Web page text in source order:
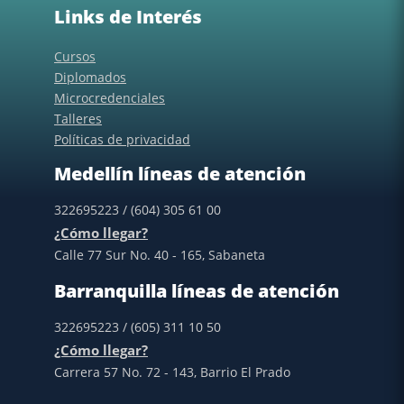
Links de Interés
Cursos
Diplomados
Microcredenciales
Talleres
Políticas de privacidad
Medellín líneas de atención
322695223 / (604) 305 61 00
¿Cómo llegar?
Calle 77 Sur No. 40 - 165, Sabaneta
Barranquilla líneas de atención
322695223 / (605) 311 10 50
¿Cómo llegar?
Carrera 57 No. 72 - 143, Barrio El Prado